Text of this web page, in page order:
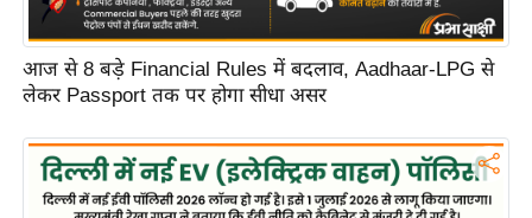
आज से 8 बड़े Financial Rules में बदलाव, Aadhaar-LPG से
लेकर Passport तक पर होगा सीधा असर